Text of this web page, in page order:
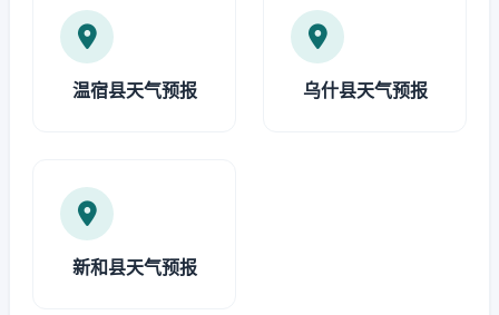
温宿县天气预报 乌什县天气预报
新和县天气预报